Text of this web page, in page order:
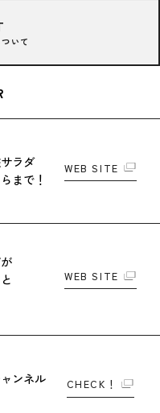
いて
ラダ
まで！
WEB SITE
WEB SITE
ンネル
CHECK！